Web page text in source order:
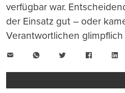
verfügbar war.
der Einsatz gut – oder
Verantwortlichen glimpflich
WhatsAppTwitter Facebook